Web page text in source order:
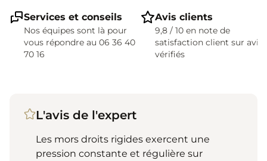
Services et conseils
Nos équipes sont là pour
vous répondre au 06 36 40
70 16
Avis clients
9,8 / 10 en note de
satisfaction client sur avis
vérifiés
L'avis de l'expert
Les mors droits rigides exercent une
pression constante et régulière sur